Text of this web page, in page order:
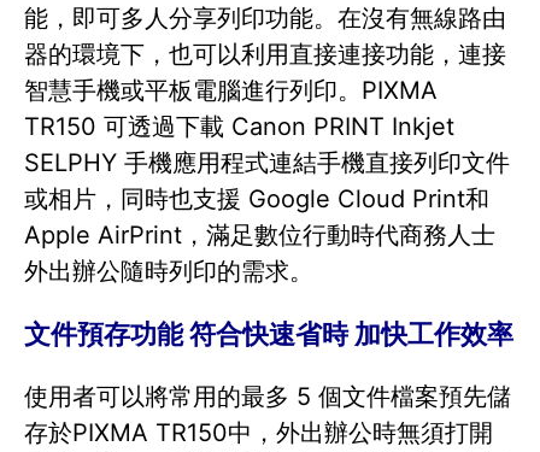
能，即可多人分享列印功能。在沒有無線路由
器的環境下，也可以利用直接連接功能，連接
智慧手機或平板電腦進行列印。PIXMA
TR150 可透過下載 Canon PRINT Inkjet
SELPHY 手機應用程式連結手機直接列印文件
或相片，同時也支援 Google Cloud Print和
Apple AirPrint，滿足數位行動時代商務人士
外出辦公隨時列印的需求。
文件預存功能 符合快速省時 加快工作效率
使用者可以將常用的最多 5 個文件檔案預先儲
存於PIXMA TR150中，外出辦公時無須打開